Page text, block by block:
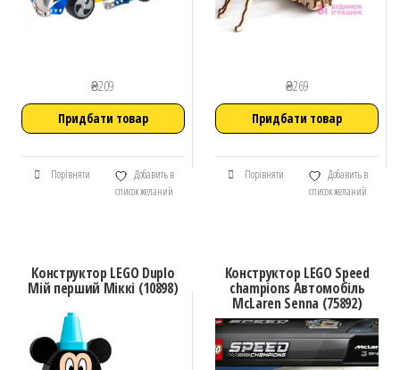
₴209
Придбати товар
Порівняти
Добавить в
список желаний
₴269
Придбати товар
Порівняти
Добавить в
список желаний
Конструктор LEGO Duplo
Мій перший Міккі (10898)
Конструктор LEGO Speed
champions Автомобіль
McLaren Senna (75892)